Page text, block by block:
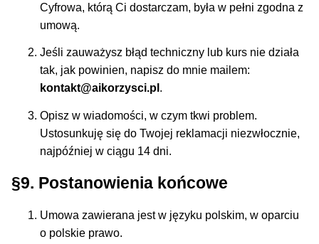
Cyfrowa, którą Ci dostarczam, była w pełni zgodna z
umową.
Jeśli zauważysz błąd techniczny lub kurs nie działa
tak, jak powinien, napisz do mnie mailem:
kontakt@aikorzysci.pl .
Opisz w wiadomości, w czym tkwi problem.
Ustosunkuję się do Twojej reklamacji niezwłocznie,
najpóźniej w ciągu 14 dni.
§9. Postanowienia końcowe
Umowa zawierana jest w języku polskim, w oparciu
o polskie prawo.